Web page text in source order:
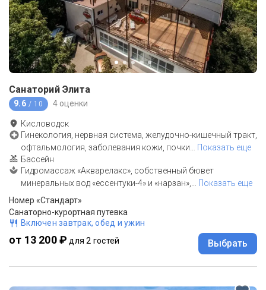
Санаторий Элита
9.6 / 10 4 оценки
Кисловодск
Гинекология, нервная система, желудочно-кишечный тракт,
офтальмология, заболевания кожи, почки
Показать еще
Бассейн
Гидромассаж «Акварелакс», собственный бювет
минеральных вод «ессентуки-4» и «нарзан»,
Показать еще
Номер «Стандарт»
Санаторно-курортная путевка
Включен завтрак, обед и ужин
от 13 200 ₽ для 2 гостей Выбрать